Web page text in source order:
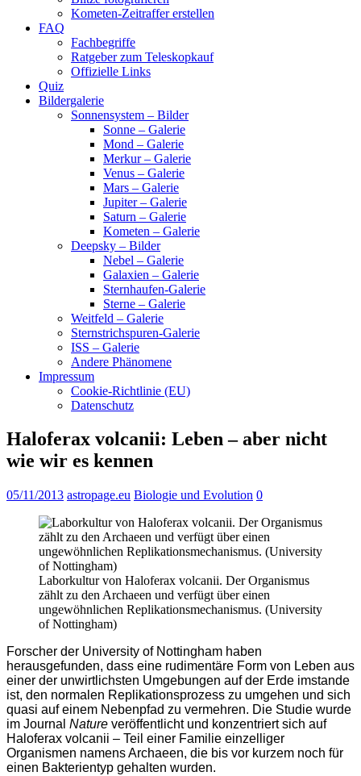
Kometen-Zeitraffer erstellen
FAQ
Fachbegriffe
Ratgeber zum Teleskopkauf
Offizielle Links
Quiz
Bildergalerie
Sonnensystem – Bilder
Sonne – Galerie
Mond – Galerie
Merkur – Galerie
Venus – Galerie
Mars – Galerie
Jupiter – Galerie
Saturn – Galerie
Kometen – Galerie
Deepsky – Bilder
Nebel – Galerie
Galaxien – Galerie
Sternhaufen-Galerie
Sterne – Galerie
Weitfeld – Galerie
Sternstrichspuren-Galerie
ISS – Galerie
Andere Phänomene
Impressum
Cookie-Richtlinie (EU)
Datenschutz
Haloferax volcanii: Leben – aber nicht
wie wir es kennen
05/11/2013 astropage.eu Biologie und Evolution 0
Laborkultur von Haloferax volcanii. Der Organismus
zählt zu den Archaeen und verfügt über einen
ungewöhnlichen Replikationsmechanismus. (University
of Nottingham)
Forscher der University of Nottingham haben
herausgefunden, dass eine rudimentäre Form von Leben aus
einer der unwirtlichsten Umgebungen auf der Erde imstande
ist, den normalen Replikationsprozess zu umgehen und sich
quasi auf einem Nebenpfad zu vermehren. Die Studie wurde
im Journal Nature veröffentlicht und konzentriert sich auf
Haloferax volcanii – Teil einer Familie einzelliger
Organismen namens Archaeen, die bis vor kurzem noch für
einen Bakterientyp gehalten wurden.